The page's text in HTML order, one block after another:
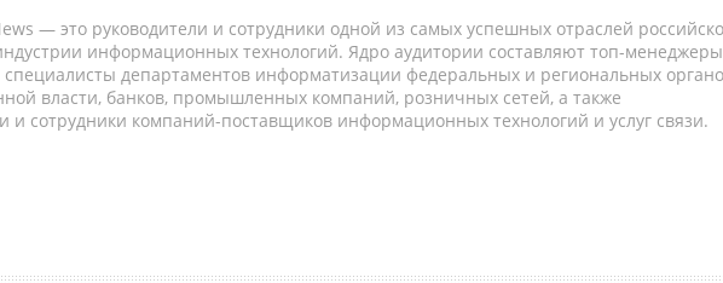
— это руководители и сотрудники одной из самых успешных отраслей
информационных технологий. Ядро аудитории составляют топ-
специалисты департаментов информатизации федеральных и региональных
власти, банков, промышленных компаний, розничных сетей, а также
и сотрудники компаний-поставщиков информационных технологий и услуг связи.